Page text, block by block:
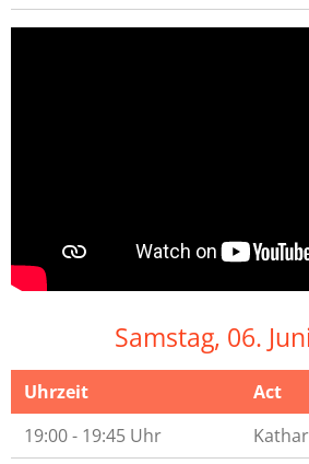
Samstag, 06.
Uhrzeit
Act
19:00 - 19:45 Uhr